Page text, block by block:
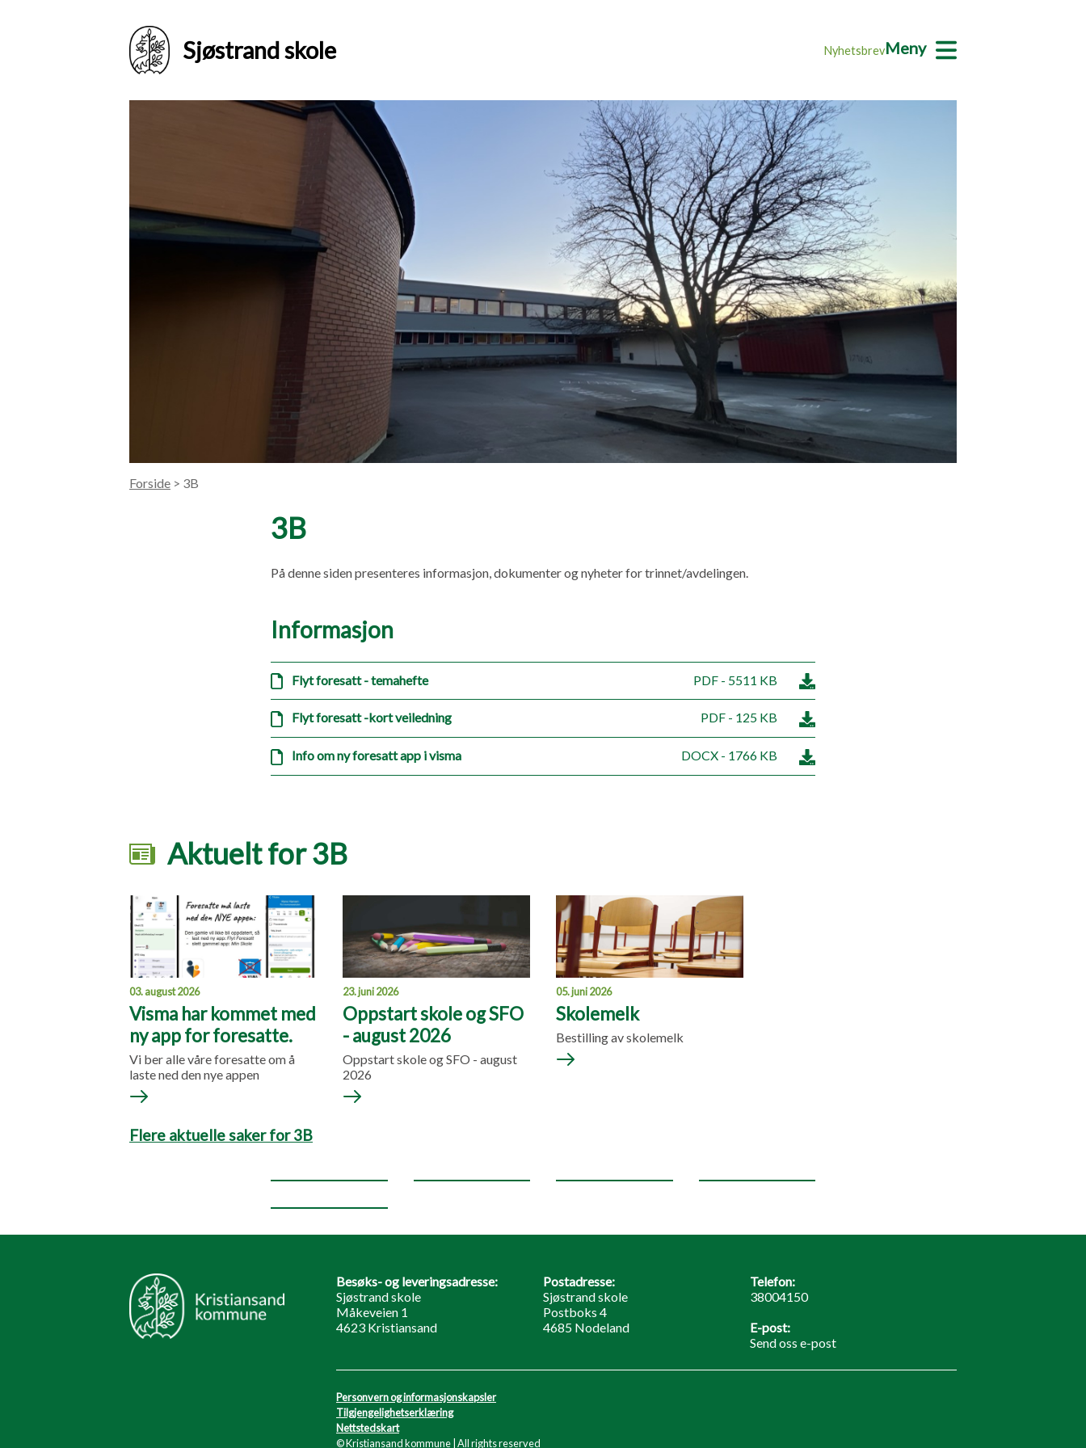
Sjøstrand skole NyhetsbrevMeny
Forside > 3B
3B
På denne siden presenteres informasjon, dokumenter og nyheter for trinnet/avdelingen.
Informasjon
Flyt foresatt - temahefte PDF - 5511 KB
Flyt foresatt -kort veiledning PDF - 125 KB
Info om ny foresatt app i visma DOCX - 1766 KB
Aktuelt for 3B
03. august 2026
Visma har kommet med
ny app for foresatte.
Vi ber alle våre foresatte om å
laste ned den nye appen
23. juni 2026
Oppstart skole og SFO
- august 2026
Oppstart skole og SFO - august
2026
05. juni 2026
Skolemelk
Bestilling av skolemelk
Flere aktuelle saker for 3B
Besøks- og leveringsadresse:
Sjøstrand skole
Måkeveien 1
4623 Kristiansand
Postadresse:
Sjøstrand skole
Postboks 4
4685 Nodeland
Telefon:
38004150
E-post:
Send oss e-post
Personvern og informasjonskapsler
Tilgjengelighetserklæring
Nettstedskart
© Kristiansand kommune | All rights reserved